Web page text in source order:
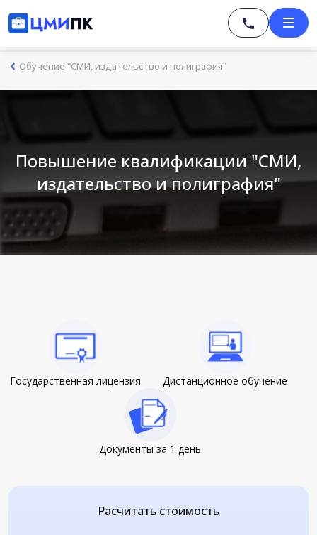
Обучение "СМИ, издательство и полиграфия"
Повышение квалификации "СМИ,
издательство и полиграфия"
Государственная лицензия Дистанционное обучение
Документы за 1 день
Расчитать стоимость